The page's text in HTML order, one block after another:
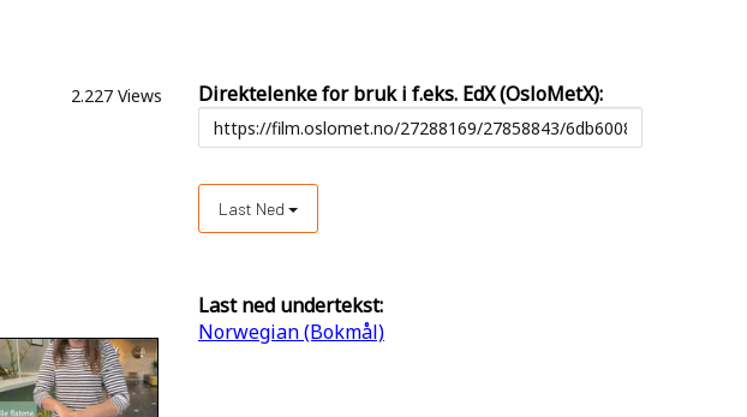
2.227 Views Direktelenke for bruk i f.eks. EdX (OsloMetX):
Last Ned
Last ned undertekst:
Norwegian (Bokmål)